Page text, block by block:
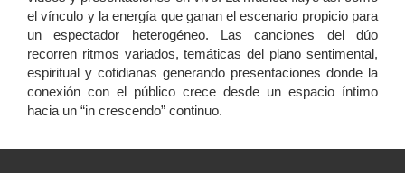
el vínculo y la energía que ganan el escenario propicio para
un espectador heterogéneo. Las canciones del dúo
recorren ritmos variados, temáticas del plano sentimental,
espiritual y cotidianas generando presentaciones donde la
conexión con el público crece desde un espacio íntimo
hacia un “in crescendo” continuo.